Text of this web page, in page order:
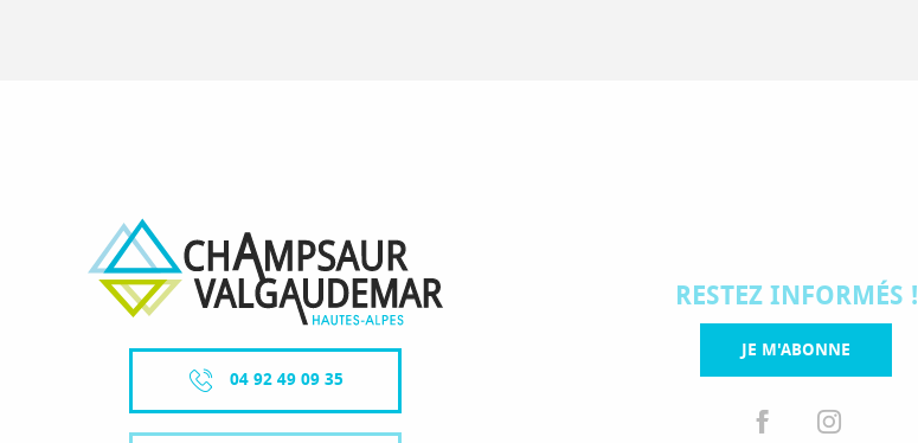
04 92 49 09 35
RESTEZ INFORMÉS !
JE M'ABONNE